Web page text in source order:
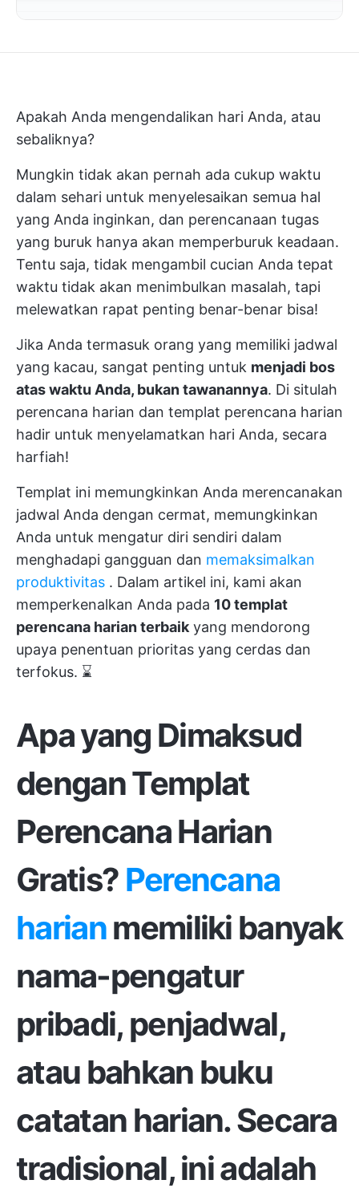
Apakah Anda mengendalikan hari Anda, atau
sebaliknya?
Mungkin tidak akan pernah ada cukup waktu
dalam sehari untuk menyelesaikan semua hal
yang Anda inginkan, dan perencanaan tugas
yang buruk hanya akan memperburuk keadaan.
Tentu saja, tidak mengambil cucian Anda tepat
waktu tidak akan menimbulkan masalah, tapi
melewatkan rapat penting benar-benar bisa!
Jika Anda termasuk orang yang memiliki jadwal
yang kacau, sangat penting untuk menjadi bos
atas waktu Anda, bukan tawanannya. Di situlah
perencana harian dan templat perencana harian
hadir untuk menyelamatkan hari Anda, secara
harfiah!
Templat ini memungkinkan Anda merencanakan
jadwal Anda dengan cermat, memungkinkan
Anda untuk mengatur diri sendiri dalam
menghadapi gangguan dan memaksimalkan
produktivitas . Dalam artikel ini, kami akan
memperkenalkan Anda pada 10 templat
perencana harian terbaik yang mendorong
upaya penentuan prioritas yang cerdas dan
terfokus. ⌛
Apa yang Dimaksud
dengan Templat
Perencana Harian
Gratis? Perencana
harianmemiliki banyak
nama-pengatur
pribadi, penjadwal,
atau bahkan buku
catatan harian. Secara
tradisional, ini adalah